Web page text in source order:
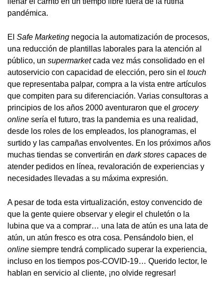
pandémica.
El Safe Marketing negocia la automatización de procesos,
una reducción de plantillas laborales para la atención al
público, un supermarketcada vez más consolidado en el
autoservicio con capacidad de elección, pero sin el touch
que representaba palpar, compra a la vista entre artículos
que compiten para su diferenciación. Varias consultoras a
principios de los años 2000 aventuraron que el grocery
online sería el futuro, tras la pandemia es una realidad,
desde los roles de los empleados, los planogramas, el
surtido y las campañas envolventes. En los próximos años
muchas tiendas se convertirán en dark stores capaces de
atender pedidos en línea, revaloración de experiencias y
necesidades llevadas a su máxima expresión.
A pesar de toda esta virtualización, estoy convencido de
que la gente quiere observar y elegir el chuletón o la
lubina que va a comprar… una lata de atún es una lata de
atún, un atún fresco es otra cosa. Pensándolo bien, el
online siempre tendrá complicado superar la experiencia,
incluso en los tiempos pos-COVID-19… Querido lector, le
hablan en servicio al cliente, ¡no olvide regresar!